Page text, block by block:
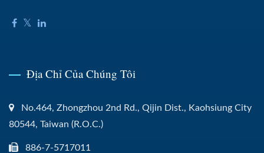
Địa Chỉ Của Chúng Tôi
No.464, Zhongzhou 2nd Rd., Qijin Dist., Kaohsiung City
80544, Taiwan (R.O.C.)
886-7-5717011